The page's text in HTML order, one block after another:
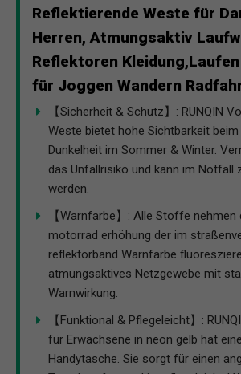
Reflektierende Weste für
Herren, Atmungsaktiv
Reflektoren
für Joggen Wandern
【Sicherheit & Schutz】: RUNQIN
Weste bietet hohe Sichtbarkeit
Dunkelheit im Sommer & Winter.
das Unfallrisiko und kann im Notfall
werden.
【Warnfarbe】: Alle Stoffe nehmen
motorrad erhöhung der im
reflektorband Warnfarbe
atmungsaktives Netzgewebe mit
Warnwirkung.
【Funktional & Pflegeleicht】:
für Erwachsene in neon gelb hat
Handytasche. Sie sorgt für einen